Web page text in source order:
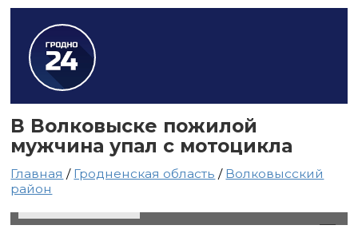
В Волковыске пожилой
мужчина упал с мотоцикла
Главная / Гродненская область / Волковысский
район